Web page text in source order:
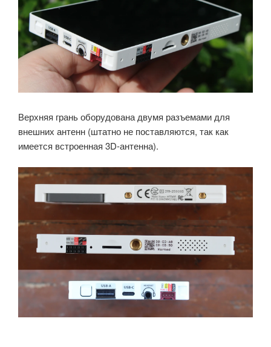
Верхняя грань оборудована двумя разъемами для
внешних антенн (штатно не поставляются, так как
имеется встроенная 3D-антенна).